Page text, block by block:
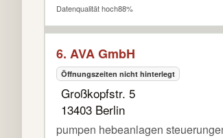
Datenqualität hoch88%
6. AVA GmbH
Öffnungszeiten nicht hinterlegt
Großkopfstr. 5
13403 Berlin
pumpen hebeanlagen